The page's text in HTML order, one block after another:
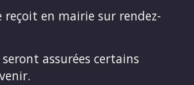
reçoit en mairie sur rendez-
assurées certains